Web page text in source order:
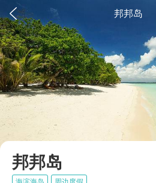
 邦邦岛
邦邦岛
海滨海岛 周边度假